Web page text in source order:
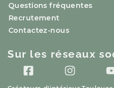
Questions fréquentes
Recrutement
Contactez-nous
Sur les réseaux